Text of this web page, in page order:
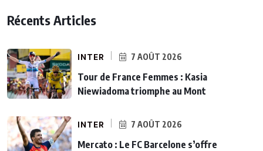
Récents Articles
INTER 7 AOÛT 2026
Tour de France Femmes : Kasia
Niewiadoma triomphe au Mont
INTER 7 AOÛT 2026
Mercato : Le FC Barcelone s’offre